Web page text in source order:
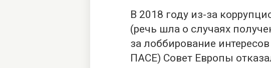
В 2018 году из-за
(речь шла о случаях
за лоббирование
ПАСЕ) Совет Европы